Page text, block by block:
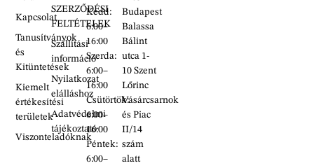
Kapcsolat
Tanusítványok
és
Kitüntetések
Kiemelt
értékesítési
területek
Viszonteladóknak
SZERZŐDÉSI
FELTÉTELEK
Szállítási
információ
Nyilatkozat
elálláshoz
Adatvédelmi
tájékoztató
Budapest
Balassa
Bálint
utca 1-
10 Szent
Lőrinc
Vásárcsarnok
és Piac
II/14
szám
alatt
Kedd:
6:00–
16:00
Szerda:
6:00–
16:00
Csütörtök:
6:00–
16:00
Péntek:
6:00–